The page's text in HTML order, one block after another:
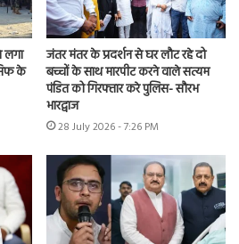
लगा
के
जंतर मंतर के प्रदर्शन से घर लौट रहे दो
बच्चों के साथ मारपीट करने वाले सत्यम
पंडित को गिरफ्तार करे पुलिस- सौरभ
भारद्वाज
28 July 2026 - 7:26 PM